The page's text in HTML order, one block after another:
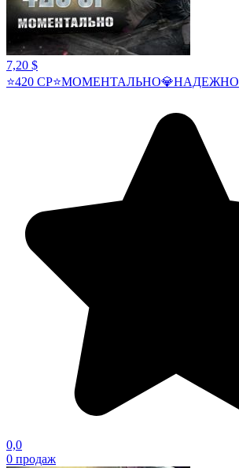
7,20 $
⭐420 CP⭐МОМЕНТАЛЬНО💎НАДЕЖНО
0,0
0 продаж